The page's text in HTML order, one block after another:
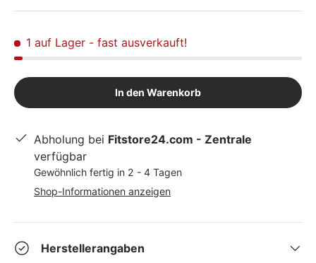
1 auf Lager - fast ausverkauft!
In den Warenkorb
Abholung bei Fitstore24.com - Zentrale
verfügbar
Gewöhnlich fertig in 2 - 4 Tagen
Shop-Informationen anzeigen
Herstellerangaben